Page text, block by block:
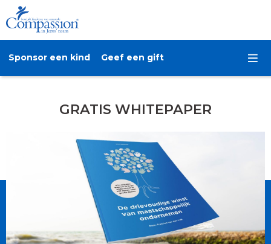
Sponsor een kind Geef een gift
GRATIS WHITEPAPER